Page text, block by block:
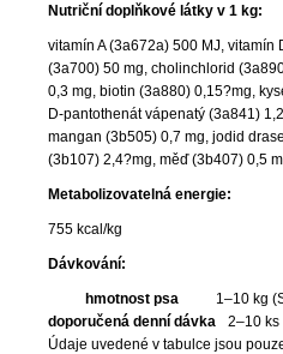
Nutriční doplňkové látky v 1 kg:
vitamín A (3a672a) 500 MJ, vitamín
(3a700) 50 mg, cholinchlorid
0,3 mg, biotin (3a880) 0,15?mg,
D-pantothenát vápenatý (3a841)
mangan (3b505) 0,7 mg, jodid
(3b107) 2,4?mg, měď (3b407) 0,5
Metabolizovatelná energie:
755 kcal/kg
Dávkování:
hmotnost psa 1–10 kg
doporučená denní dávka
2–10 ks
Údaje uvedené v tabulce jsou